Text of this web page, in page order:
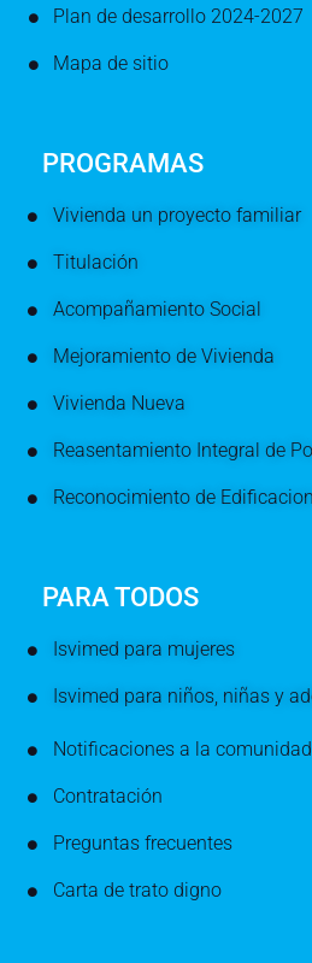
Plan de desarrollo 2024-2027
Mapa de sitio
PROGRAMAS
Vivienda un proyecto familiar
Titulación
Acompañamiento Social
Mejoramiento de Vivienda
Vivienda Nueva
Reasentamiento Integral de
Reconocimiento de
PARA TODOS
Isvimed para mujeres
Isvimed para niños, niñas y
Notificaciones a la comunidad
Contratación
Preguntas frecuentes
Carta de trato digno